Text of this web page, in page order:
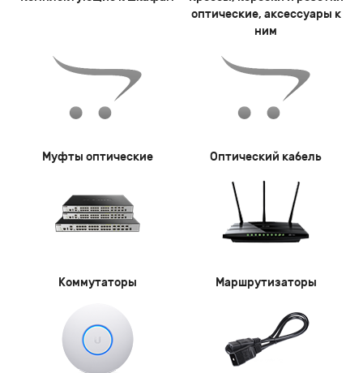
оптические, аксессуары к
ним
Муфты оптические Оптический кабель
Коммутаторы Маршрутизаторы